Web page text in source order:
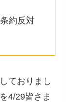
約反対
ておりまし
4/29皆さま